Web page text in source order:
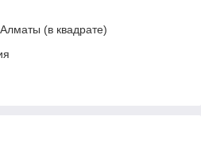
(в квадрате)